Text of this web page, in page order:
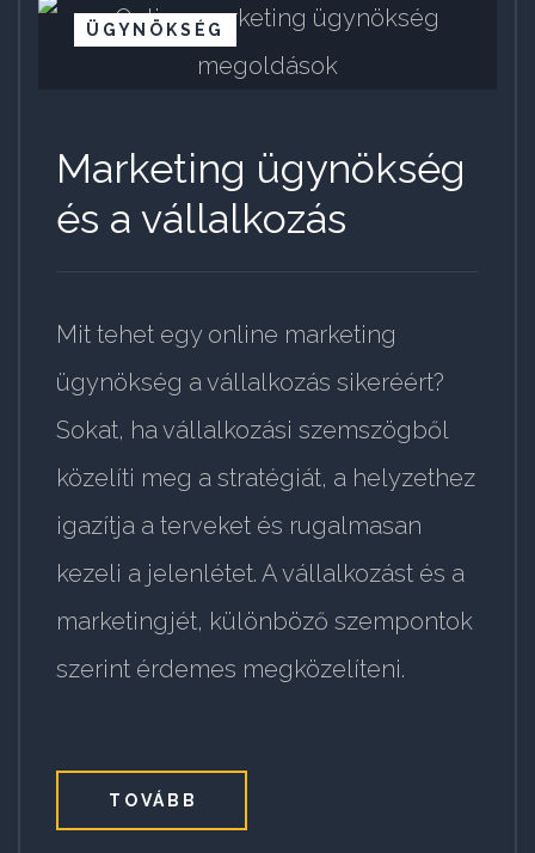
ÜGYNÖKSÉG
Marketing ügynökség
és a vállalkozás
Mit tehet egy online marketing
ügynökség a vállalkozás sikeréért?
Sokat, ha vállalkozási szemszögből
közelíti meg a stratégiát, a helyzethez
igazítja a terveket és rugalmasan
kezeli a jelenlétet. A vállalkozást és a
marketingjét, különböző szempontok
szerint érdemes megközelíteni.
TOVÁBB